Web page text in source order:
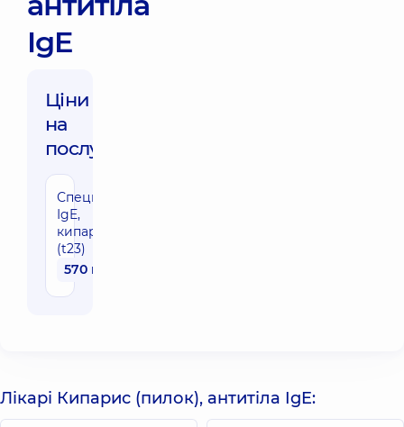
IgE
Ціни
на
послуги:
Специфічні
IgE,
кипарис
(t23)
570 грн
Лікарі Кипарис (пилок), антитіла IgE: